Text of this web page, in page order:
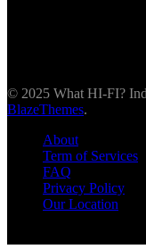
© 2025 What HI-FI?
BlazeThemes.
About
Term of Services
FAQ
Privacy Policy
Our Location